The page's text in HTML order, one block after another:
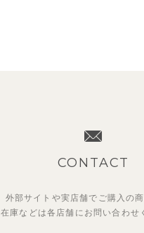
CONTACT
外部サイトや実店舗でご購入の
在庫などは各店舗に お問い合わせ